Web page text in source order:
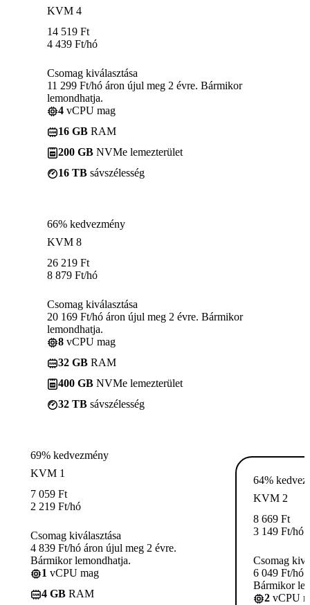
KVM 4
14 519 Ft
4 439 Ft/hó
Csomag kiválasztása
11 299 Ft/hó áron újul meg 2 évre. Bármikor
lemondhatja.
4 vCPU mag
16 GB RAM
200 GB NVMe lemezterület
16 TB sávszélesség
66% kedvezmény
KVM 8
26 219 Ft
8 879 Ft/hó
Csomag kiválasztása
20 169 Ft/hó áron újul meg 2 évre. Bármikor
lemondhatja.
8 vCPU mag
32 GB RAM
400 GB NVMe lemezterület
32 TB sávszélesség
69% kedvezmény
KVM 1
7 059 Ft
2 219 Ft/hó
Csomag kiválasztása
4 839 Ft/hó áron újul meg 2 évre.
Bármikor lemondhatja.
1 vCPU mag
4 GB RAM
64%
KVM 2
8 669 Ft
3 149 Ft/hó
Csomag
6 049 Ft/hó
Bármikor
2 vCPU